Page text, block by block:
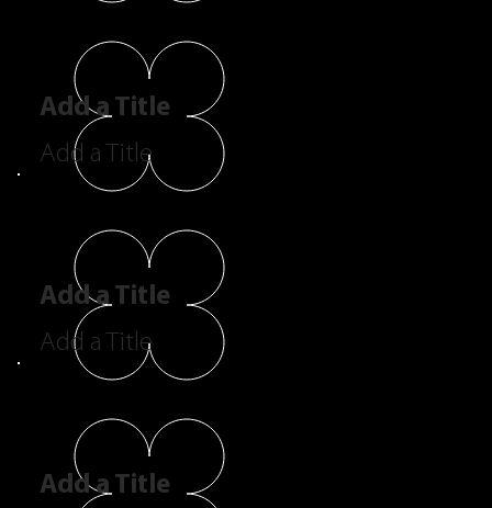
Add a Title
Add a Title
Add a Title
Add a Title
Add a Title